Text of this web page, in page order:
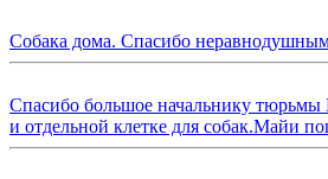
Собака дома. Спасибо
Спасибо большое начальнику
и отдельной клетке для собак.Майи